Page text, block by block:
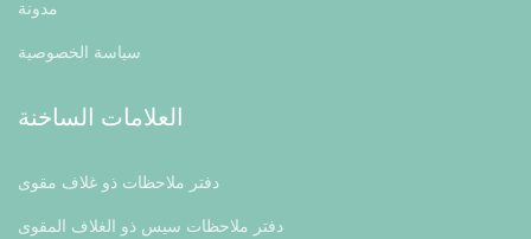
مدونة
سياسة الخصوصية
العلامات الساخنة
دفتر ملاحظات ذو غلاف مقوى
دفتر ملاحظات سيس ذو الغلاف المقوى